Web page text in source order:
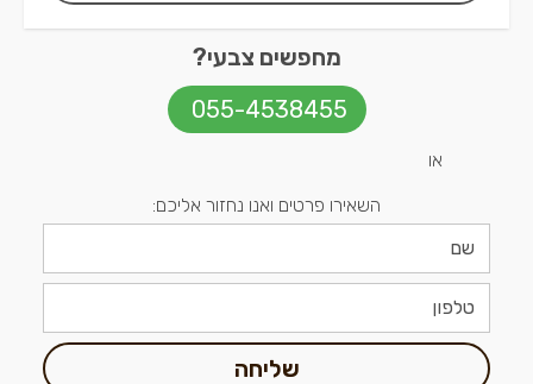
מחפשים צבעי?
055-4538455
או
השאירו פרטים ואנו נחזור אליכם:
שליחה